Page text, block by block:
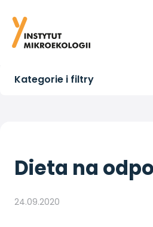
Strona główna>
Kategorie i filtry
Dieta na
24.09.2020